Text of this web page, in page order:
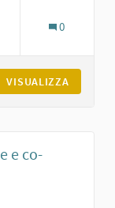
0
VISUALIZZA
e co-